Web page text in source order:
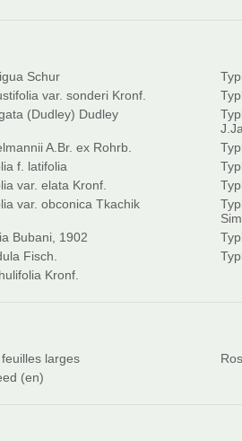
Schur
var. sonderi Kronf.
(Dudley) Dudley
A.Br. ex Rohrb.
f. latifolia
var. elata Kronf.
var. obconica Tkachik
Bubani, 1902
Fisch.
Kronf.
larges
(en)